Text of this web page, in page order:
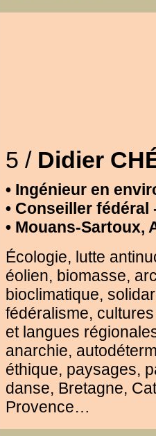
5 / Didier
• Ingénieur en
• Conseiller
• Mouans-Sartoux,
Écologie, lutte
éolien, biomasse,
bioclimatique,
fédéralisme, cultures
et langues
anarchie,
éthique, paysages,
danse, Bretagne,
Provence…